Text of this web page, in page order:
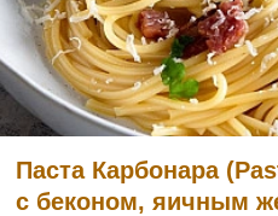
Паста Карбонара
с беконом, яичным